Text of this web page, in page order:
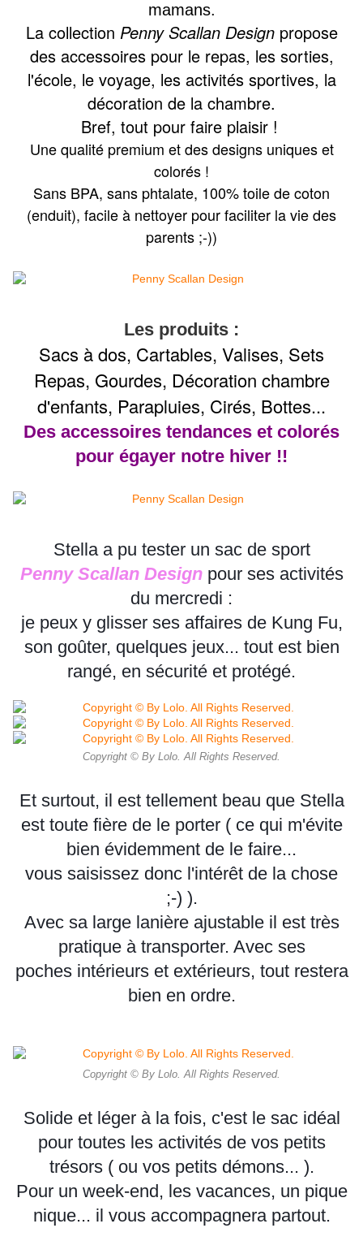
mamans.
La collection Penny Scallan Designpropose
des accessoires pour le repas, les sorties,
l'école, le voyage, les activités sportives, la
décoration de la chambre.
Bref, tout pour faire plaisir !
Une qualité premium et des designs uniques et
colorés !
Sans BPA, sans phtalate, 100% toile de coton
(enduit), facile à nettoyer pour faciliter la vie des
parents ;-))
Les produits :
Sacs à dos, Cartables, Valises, Sets
Repas, Gourdes, Décoration chambre
d'enfants, Parapluies, Cirés, Bottes...
Des accessoires tendances et colorés
pour égayer notre hiver !!
Stella a pu tester un sac de sport
Penny Scallan Designpour ses activités
du mercredi :
je peux y glisser ses affaires de Kung Fu,
son goûter, quelques jeux... tout est bien
rangé, en sécurité et protégé.
Copyright © By Lolo. All Rights Reserved.
Et surtout, il est tellement beau que Stella
est toute fière de le porter ( ce qui m'évite
bien évidemment de le faire...
vous saisissez donc l'intérêt de la chose
;-) ).
Avec sa large lanière ajustable il est très
pratique à transporter. Avec ses
poches intérieurs et extérieurs, tout restera
bien en ordre.
Copyright © By Lolo. All Rights Reserved.
Solide et léger à la fois, c'est le sac idéal
pour toutes les activités de vos petits
trésors ( ou vos petits démons... ).
Pour un week-end, les vacances, un pique
nique... il vous accompagnera partout.